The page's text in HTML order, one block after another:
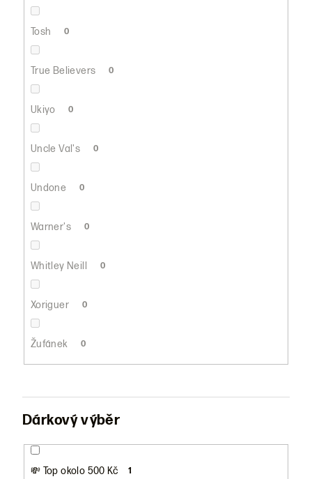
Tosh 0
True Believers 0
Ukiyo 0
Uncle Val's 0
Undone 0
Warner's 0
Whitley Neill 0
Xoriguer 0
Žufánek 0
Dárkový výběr
💸 Top okolo 500 Kč 1